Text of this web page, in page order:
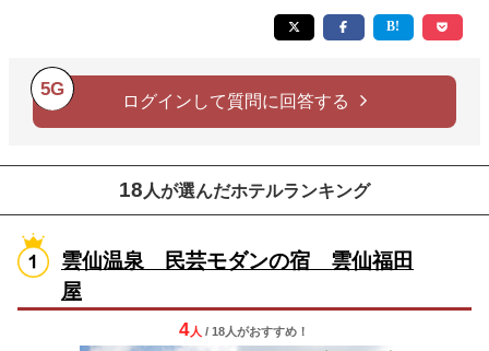
5G
ログインして質問に回答する
18 人が選んだホテルランキング
雲仙温泉 民芸モダンの宿 雲仙福田
屋
4人 / 18人がおすすめ！